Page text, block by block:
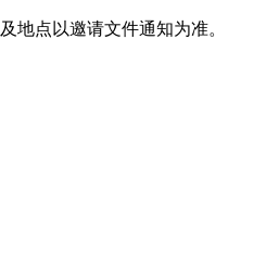
地点以邀请文件通知为准。